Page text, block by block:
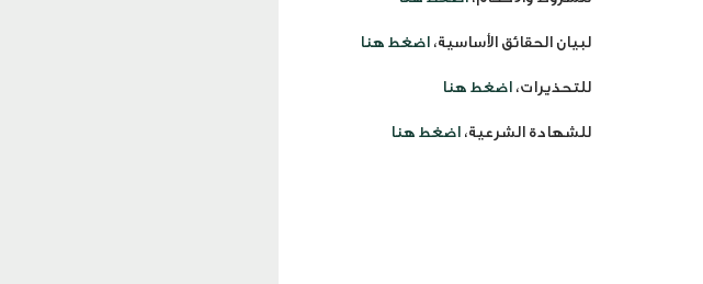
لبيان الحقائق الأساسية، اضغط هنا
للتحذيرات، اضغط هنا
للشهادة الشرعية، اضغط هنا